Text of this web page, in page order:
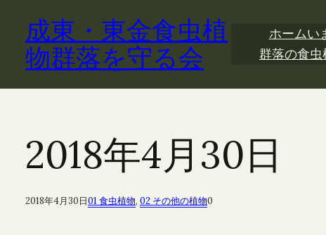
キ
成東・東金食虫植
物群落を守る会
ホームい
群落の食虫
2018年4月30日
2018年4月30日01 食虫植物, 02 その他の植物0